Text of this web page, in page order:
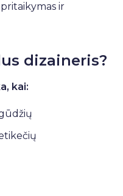
ir
dizaineris?
kai: